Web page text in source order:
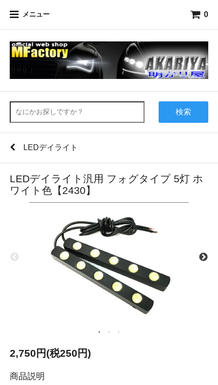
メニュー 0
検索
LEDデイライト
LEDデイライト汎用 フォグタイプ 5灯 ホ
ワイト色【2430】
2,750円(税250円)
商品説明